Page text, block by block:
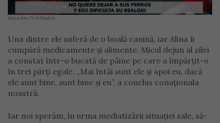
Sursa foto: TeleMadrid
Una dintre ele suferă de o boală canină, iar Alina îi
cumpără medicamente și alimente. Micul dejun al zilei
a constat într-o bucată de pâine pe care a împărțit-o
în trei părți egale. „Mai întâi sunt ele și apoi eu, dacă
ele sunt bine, sunt bine și eu”, a conchis conaționala
noastră.
Iar noi sperăm, în urma mediatizării situației sale, să-